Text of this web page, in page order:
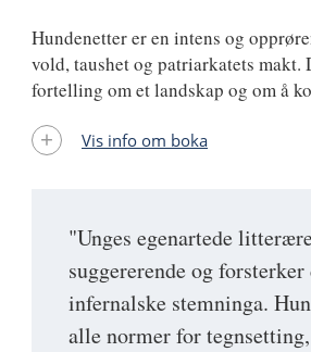
"Unges egenartede
suggererende og forsterker
infernalske stemninga.
alle normer for
Hundenetter er en intens og
vold, taushet og patriarkatets makt.
fortelling om et landskap og om å
Vis info om boka